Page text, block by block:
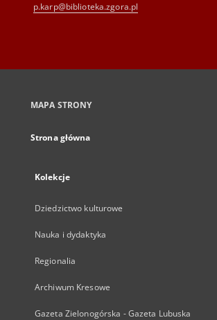
p.karp@biblioteka.zgora.pl
MAPA STRONY
Strona główna
Kolekcje
Dziedzictwo kulturowe
Nauka i dydaktyka
Regionalia
Archiwum Kresowe
Gazeta Zielonogórska - Gazeta Lubuska